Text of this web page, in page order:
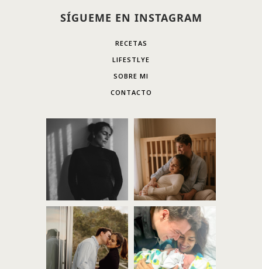
SÍGUEME EN INSTAGRAM
RECETAS
LIFESTLYE
SOBRE MI
CONTACTO